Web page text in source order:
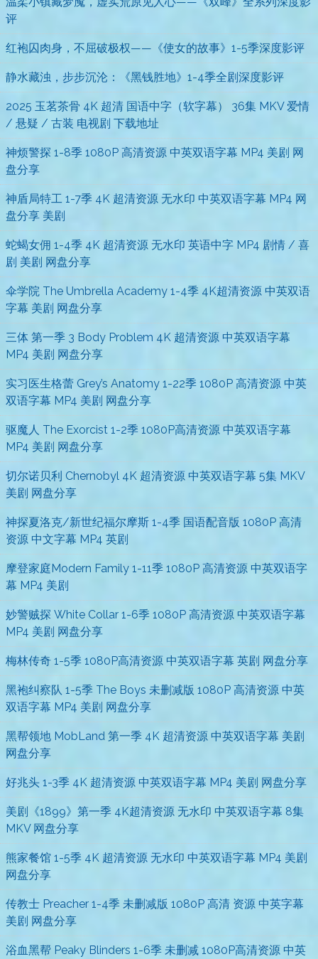
评
红袍囚肉身，不屈破极权——《使女的故事》1-5季深度影评
静水藏浊，步步沉沦：《黑钱胜地》1-4季全剧深度影评
2025 玉茗茶骨 4K 超清 国语中字（软字幕） 36集 MKV 爱情
/ 悬疑 / 古装 电视剧 下载地址
神烦警探 1-8季 1080P 高清资源 中英双语字幕 MP4 美剧 网
盘分享
神盾局特工 1-7季 4K 超清资源 无水印 中英双语字幕 MP4 网
盘分享 美剧
蛇蝎女佣 1-4季 4K 超清资源 无水印 英语中字 MP4 剧情 / 喜
剧 美剧 网盘分享
伞学院 The Umbrella Academy 1-4季 4K超清资源 中英双语
字幕 美剧 网盘分享
三体 第一季 3 Body Problem 4K 超清资源 中英双语字幕
MP4 美剧 网盘分享
实习医生格蕾 Grey’s Anatomy 1-22季 1080P 高清资源 中英
双语字幕 MP4 美剧 网盘分享
驱魔人 The Exorcist 1-2季 1080P高清资源 中英双语字幕
MP4 美剧 网盘分享
切尔诺贝利 Chernobyl 4K 超清资源 中英双语字幕 5集 MKV
美剧 网盘分享
神探夏洛克/新世纪福尔摩斯 1-4季 国语配音版 1080P 高清
资源 中文字幕 MP4 英剧
摩登家庭Modern Family 1-11季 1080P 高清资源 中英双语字
幕 MP4 美剧
妙警贼探 White Collar 1-6季 1080P 高清资源 中英双语字幕
MP4 美剧 网盘分享
梅林传奇 1-5季 1080P高清资源 中英双语字幕 英剧 网盘分享
黑袍纠察队 1-5季 The Boys 未删减版 1080P 高清资源 中英
双语字幕 MP4 美剧 网盘分享
黑帮领地 MobLand 第一季 4K 超清资源 中英双语字幕 美剧
网盘分享
好兆头 1-3季 4K 超清资源 中英双语字幕 MP4 美剧 网盘分享
美剧《1899》第一季 4K超清资源 无水印 中英双语字幕 8集
MKV 网盘分享
熊家餐馆 1-5季 4K 超清资源 无水印 中英双语字幕 MP4 美剧
网盘分享
传教士 Preacher 1-4季 未删减版 1080P 高清 资源 中英字幕
美剧 网盘分享
浴血黑帮 Peaky Blinders 1-6季 未删减 1080P高清资源 中英